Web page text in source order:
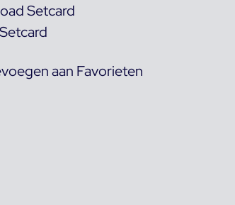
Setcard
aan Favorieten